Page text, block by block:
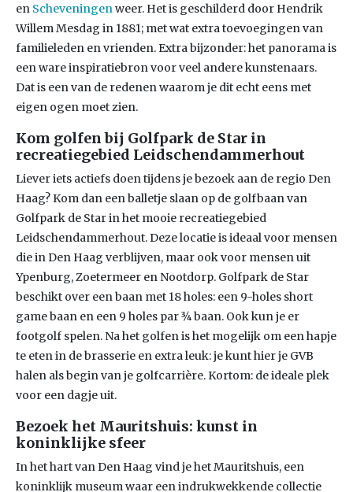
en Scheveningenweer. Het is geschilderd door Hendrik
Willem Mesdag in 1881; met wat extra toevoegingen van
familieleden en vrienden. Extra bijzonder: het panorama is
een ware inspiratiebron voor veel andere kunstenaars.
Dat is een van de redenen waarom je dit echt eens met
eigen ogen moet zien.
Kom golfen bij Golfpark de Star in
recreatiegebied Leidschendammerhout
Liever iets actiefs doen tijdens je bezoek aan de regio Den
Haag? Kom dan een balletje slaan op de golfbaan van
Golfpark de Star in het mooie recreatiegebied
Leidschendammerhout. Deze locatie is ideaal voor mensen
die in Den Haag verblijven, maar ook voor mensen uit
Ypenburg, Zoetermeer en Nootdorp. Golfpark de Star
beschikt over een baan met 18 holes: een 9-holes short
game baan en een 9 holes par ¾ baan. Ook kun je er
footgolf spelen. Na het golfen is het mogelijk om een hapje
te eten in de brasserie en extra leuk: je kunt hier je GVB
halen als begin van je golfcarrière. Kortom: de ideale plek
voor een dagje uit.
Bezoek het Mauritshuis: kunst in
koninklijke sfeer
In het hart van Den Haag vind je het Mauritshuis, een
koninklijk museum waar een indrukwekkende collectie